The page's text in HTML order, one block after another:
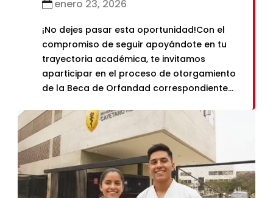
enero 23, 2026
¡No dejes pasar esta oportunidad!Con el
compromiso de seguir apoyándote en tu
trayectoria académica, te invitamos
aparticipar en el proceso de otorgamiento
de la Beca de Orfandad correspondiente
otorgada a estudiantes de pregrado que
cumplan la condiciónde orfandad
(definida como el fallecimiento, la
inhabilitación física o mentalpermanente o
la sentencia judicial de […]